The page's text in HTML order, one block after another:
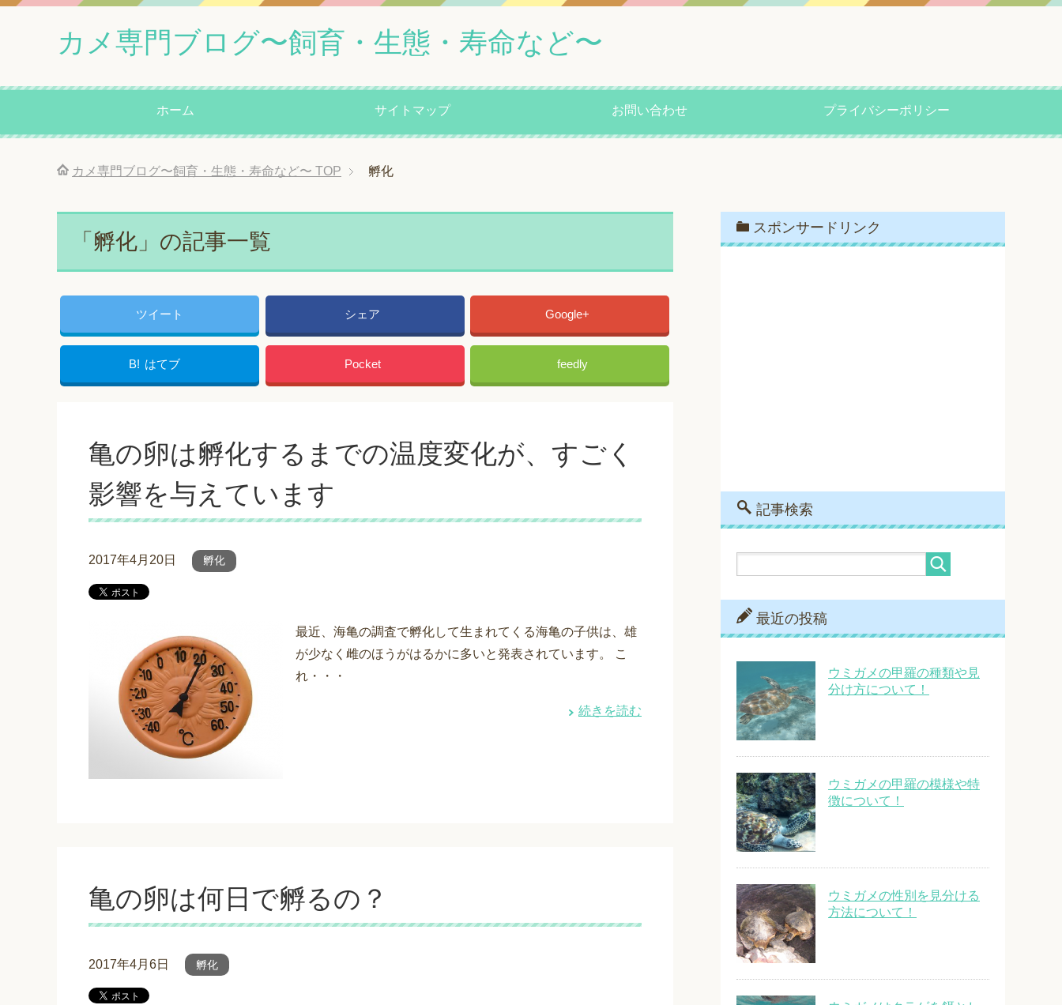
カメ専門ブログ〜飼育・生態・寿命など〜
ホーム サイトマップ お問い合わせ プライバシーポリシー
カメ専門ブログ〜飼育・生態・寿命など〜 TOP 孵化
「孵化」の記事一覧
ツイート シェア Google+
B! はてブ Pocket feedly
亀の卵は孵化するまでの温度変化が、すごく
影響を与えています
2017年4月20日 孵化
最近、海亀の調査で孵化して生まれてくる海亀の子供は、雄
が少なく雌のほうがはるかに多いと発表されています。 こ
れ・・・
続きを読む
亀の卵は何日で孵るの？
2017年4月6日 孵化
スポンサードリンク
記事検索
最近の投稿
ウミガメの甲羅の種類や見
分け方について！
ウミガメの甲羅の模様や特
徴について！
ウミガメの性別を見分ける
方法について！